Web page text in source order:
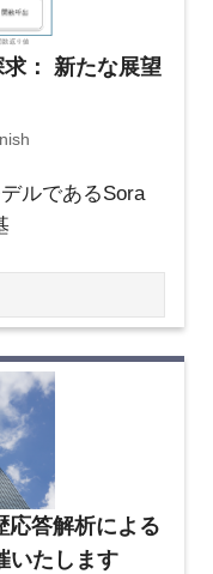
： 新たな展望
ルであるSora
応答解析による
いたします